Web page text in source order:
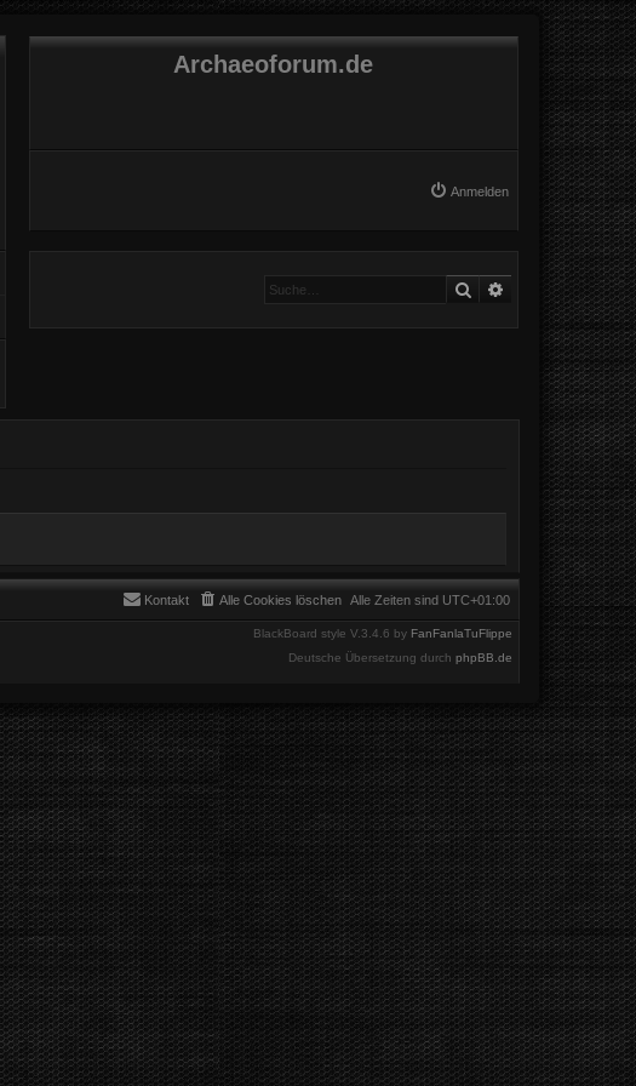
Archaeoforum.de
Anmelden
Suche Erweiterte Suche
Alle Zeiten sind UTC+01:00
Alle Cookies löschen
Kontakt
BlackBoard style V.3.4.6 by FanFanlaTuFlippe
Deutsche Übersetzung durch phpBB.de